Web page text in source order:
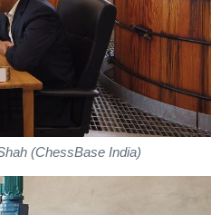
(ChessBase India)